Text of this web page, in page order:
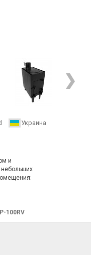
Украина
и
100RV